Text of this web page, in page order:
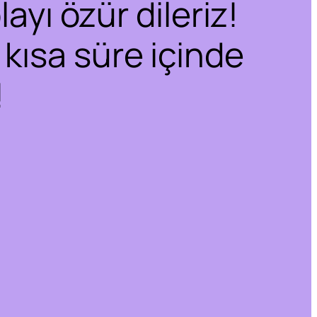
özür dileriz!
süre içinde